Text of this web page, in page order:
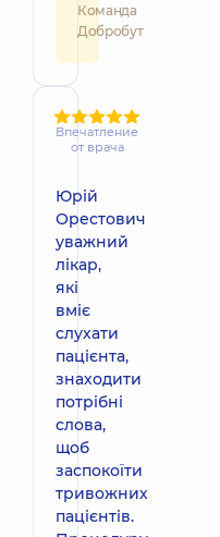
Команда
Добробут
Впечатление
от врача
Юрій
Орестович
уважний
лікар,
які
вміє
слухати
пацієнта,
знаходити
потрібні
слова,
щоб
заспокоїти
тривожних
пацієнтів.